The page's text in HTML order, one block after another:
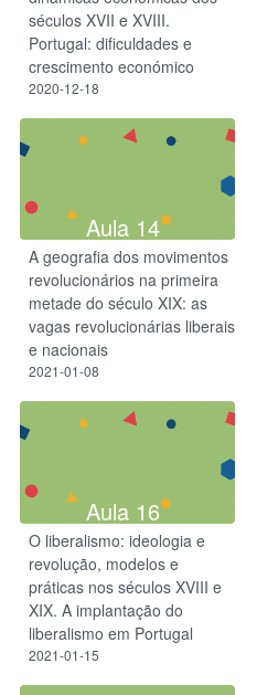
séculos XVII e XVIII.
Portugal: dificuldades e
crescimento económico
2020-12-18
Aula 14
A geografia dos movimentos
revolucionários na primeira
metade do século XIX: as
vagas revolucionárias liberais
e nacionais
2021-01-08
Aula 16
O liberalismo: ideologia e
revolução, modelos e
práticas nos séculos XVIII e
XIX. A implantação do
liberalismo em Portugal
2021-01-15